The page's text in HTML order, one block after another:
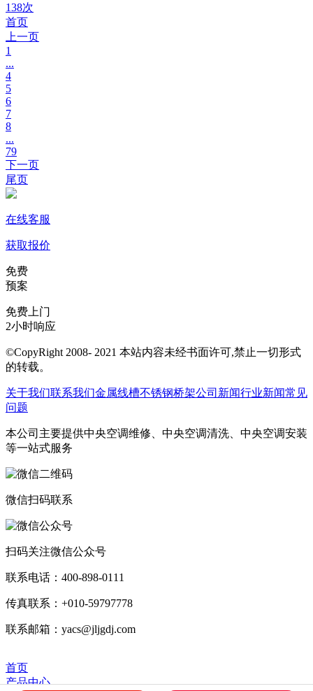
138次
首页
上一页
1
...
4
5
6
7
8
...
79
下一页
尾页
在线客服
获取报价
免费
预案
免费上门
2小时响应
©CopyRight 2008- 2021 本站内容未经书面许可,禁止一切形式
的转载。
关于我们联系我们金属线槽不锈钢桥架公司新闻行业新闻常见
问题
本公司主要提供中央空调维修、中央空调清洗、中央空调安装
等一站式服务
微信扫码联系
扫码关注微信公众号
联系电话：400-898-0111
传真联系：+010-59797778
联系邮箱：yacs@jljgdj.com
首页
产品中心